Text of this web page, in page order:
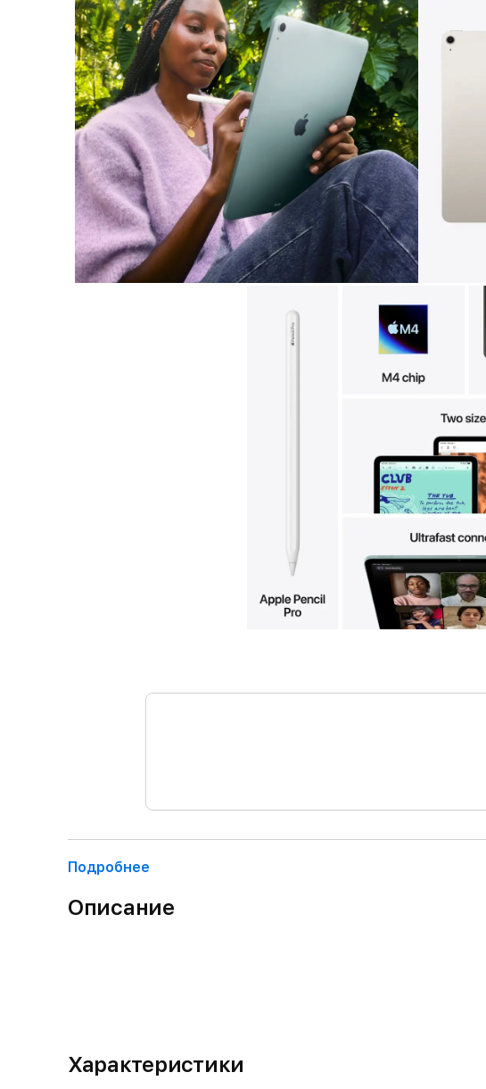
Подробнее
Описание
Характеристики